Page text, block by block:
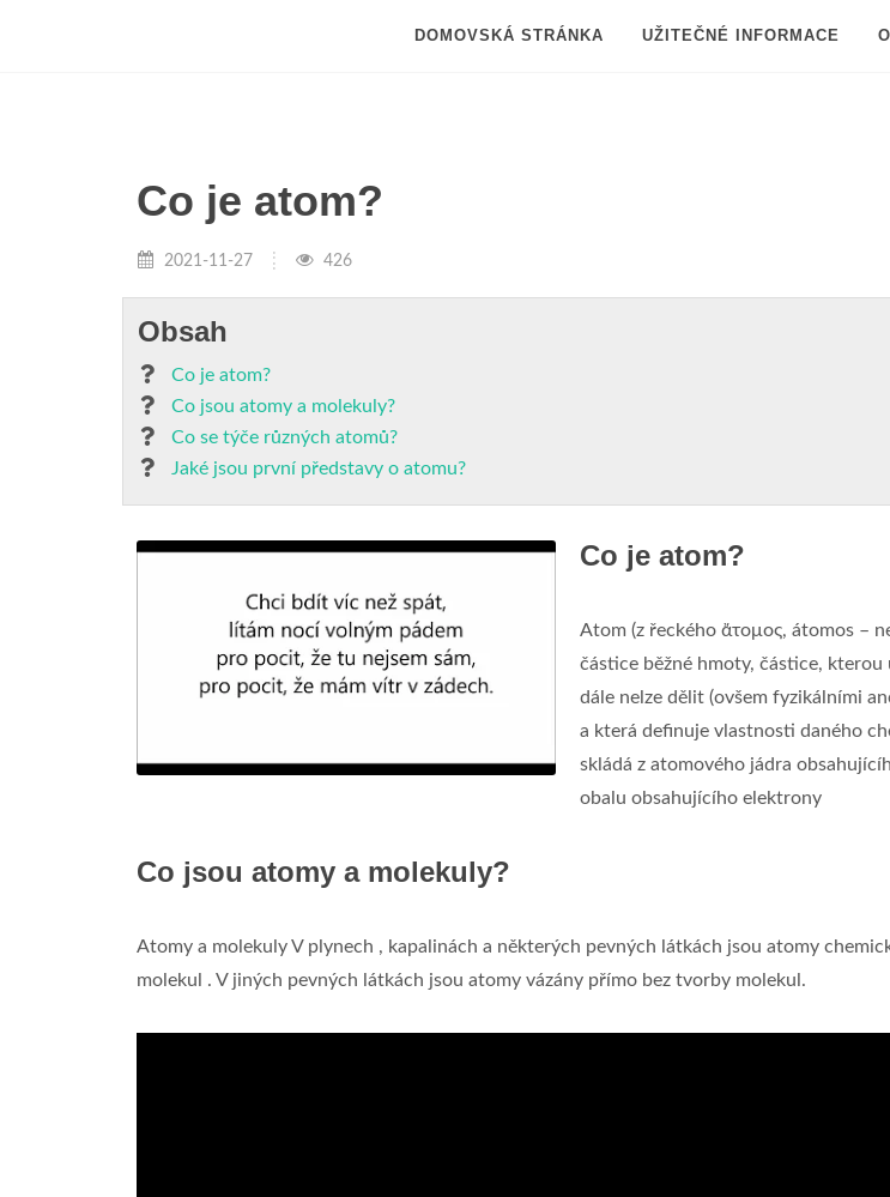
DOMOVSKÁ STRÁNKA UŽITEČNÉ INFORMACE
Co je atom?
2021-11-27 426
Obsah
Co je atom?
Co jsou atomy a molekuly?
Co se týče různých atomů?
Jaké jsou první představy o atomu?
Co je atom?
Atom (z řeckého ἄτομος, átomos –
částice běžné hmoty, částice,
dále nelze dělit (ovšem fyzikálními
a která definuje vlastnosti daného
skládá z atomového jádra
obalu obsahujícího elektrony
Co jsou atomy a molekuly?
Atomy a molekuly V plynech , kapalinách a některých pevných látkách jsou atomy
molekul . V jiných pevných látkách jsou atomy vázány přímo bez tvorby molekul.